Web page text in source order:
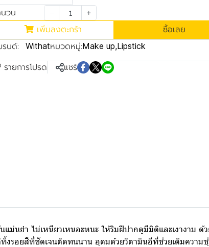
วน
เพิ่มลงตะกร้า
ซื้อเลย
รนด์:
Withatหมวดหมู่:Make up,Lipstick
รายการโปรด แชร์
นยำ ไม่เหนียวเหนอะหนะ ให้ริมฝีปากดูมีมิติและเงางาม
งรอยสีที่ชัดเจนติดทนนาน อุดมด้วยวิตามินอีที่ช่วยเติมความ